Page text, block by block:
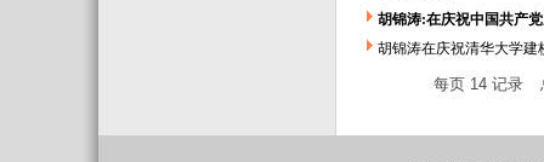
胡锦涛:在庆祝中国共产
胡锦涛在庆祝清华大学建
每页 14 记录